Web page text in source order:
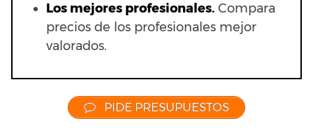
Los mejores profesionales. Compara
precios de los profesionales mejor
valorados.
PIDE PRESUPUESTOS